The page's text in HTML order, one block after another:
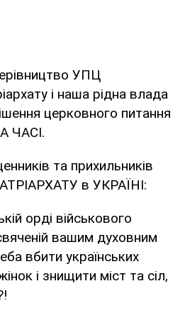
УПЦ
і наша рідна влада
церковного питання
ЧАСІ.
та прихильників
в УКРАЇНІ:
орді військового
вашим духовним
вбити українських
і знищити міст та сіл,